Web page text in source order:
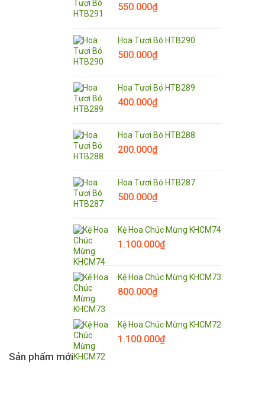
Sản phẩm mới
550.000₫
Hoa Tươi Bó HTB290
500.000₫
Hoa Tươi Bó HTB289
400.000₫
Hoa Tươi Bó HTB288
200.000₫
Hoa Tươi Bó HTB287
500.000₫
Kệ Hoa Chúc Mừng KHCM74
1.100.000₫
Kệ Hoa Chúc Mừng KHCM73
800.000₫
Kệ Hoa Chúc Mừng KHCM72
1.100.000₫